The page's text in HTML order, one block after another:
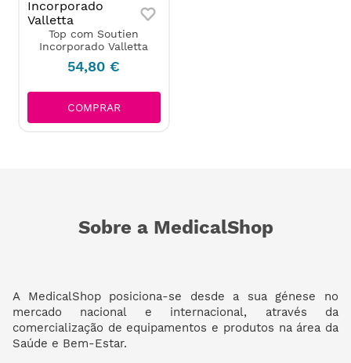
Top com Soutien
Incorporado Valletta
54,80 €
COMPRAR
Sobre a MedicalShop
A MedicalShop posiciona-se desde a sua génese no
mercado nacional e internacional, através da
comercialização de equipamentos e produtos na área da
Saúde e Bem-Estar.